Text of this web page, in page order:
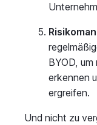
BYOD,
erkennen
ergreifen.
Und nicht zu